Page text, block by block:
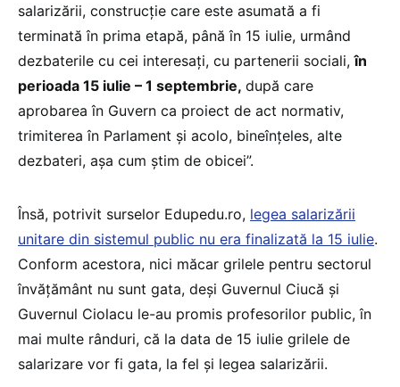
salarizării, construcție care este asumată a fi
terminată în prima etapă, până în 15 iulie, urmând
dezbaterile cu cei interesați, cu partenerii sociali,în
perioada 15 iulie – 1 septembrie, după care
aprobarea în Guvern ca proiect de act normativ,
trimiterea în Parlament și acolo, bineînțeles, alte
dezbateri, așa cum știm de obicei”.
Însă, potrivit surselor Edupedu.ro, legea salarizării
unitare din sistemul public nu era finalizată la 15 iulie.
Conform acestora, nici măcar grilele pentru sectorul
învățământ nu sunt gata, deși Guvernul Ciucă și
Guvernul Ciolacu le-au promis profesorilor public, în
mai multe rânduri, că la data de 15 iulie grilele de
salarizare vor fi gata, la fel și legea salarizării.